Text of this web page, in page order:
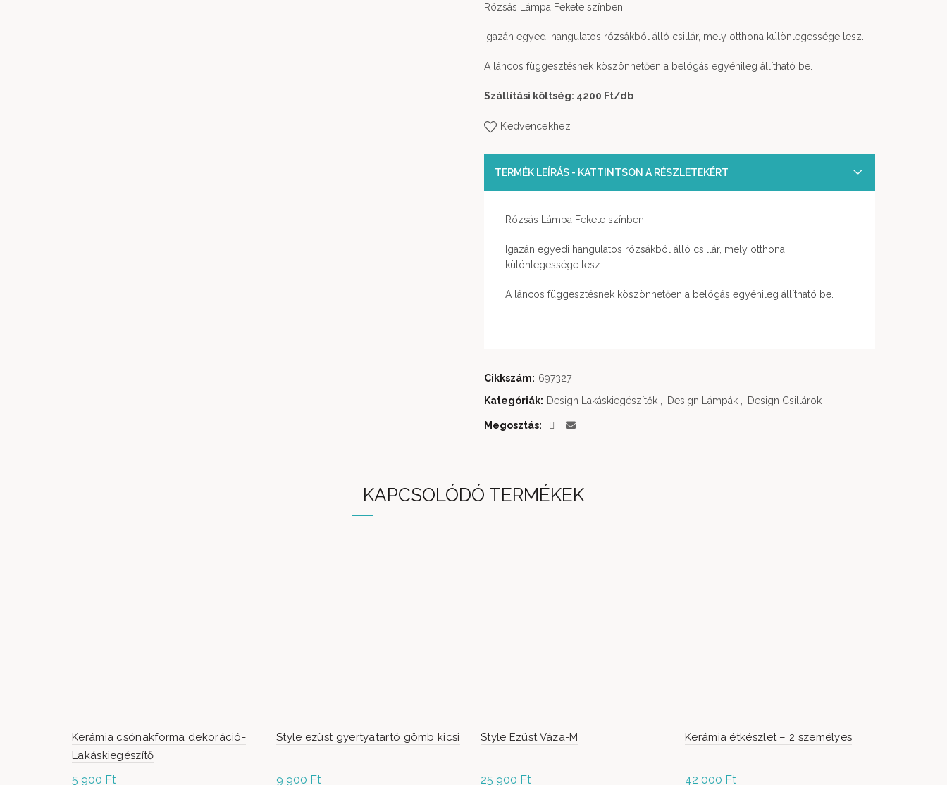
Rózsás Lámpa Fekete színben
Igazán egyedi hangulatos rózsákból álló csillár, mely otthona különlegessége lesz.
A láncos függesztésnek köszönhetően a belógás egyénileg állítható be.
Szállítási költség: 4200 Ft/db
Kedvencekhez
TERMÉK LEÍRÁS - KATTINTSON A RÉSZLETEKÉRT
Rózsás Lámpa Fekete színben
Igazán egyedi hangulatos rózsákból álló csillár, mely otthona
különlegessége lesz.
A láncos függesztésnek köszönhetően a belógás egyénileg állítható be.
Cikkszám: 697327
Kategóriák: Design Lakáskiegészítők Design Lámpák Design Csillárok
Megosztás
KAPCSOLÓDÓ TERMÉKEK
Kerámia csónakforma dekoráció-
Lakáskiegészítő
5 900 Ft
Style ezüst gyertyatartó gömb kicsi
9 900 Ft
Style Ezüst Váza-M
25 900 Ft
Kerámia étkészlet – 2 személyes
42 000 Ft